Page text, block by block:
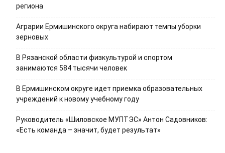
региона
Аграрии Ермишинского округа набирают темпы уборки
зерновых
В Рязанской области физкультурой и спортом
занимаются 584 тысячи человек
В Ермишинском округе идет приемка образовательных
учреждений к новому учебному году
Руководитель «Шиловское МУПТЭС» Антон Садовников:
«Есть команда – значит, будет результат»